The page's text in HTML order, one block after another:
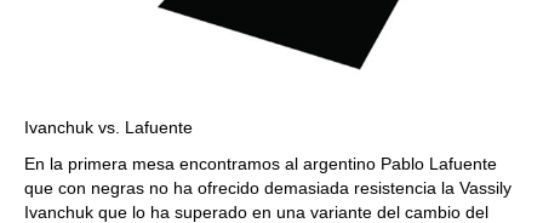
Ivanchuk vs. Lafuente
En la primera mesa encontramos al argentino Pablo Lafuente
que con negras no ha ofrecido demasiada resistencia la Vassily
Ivanchuk que lo ha superado en una variante del cambio del